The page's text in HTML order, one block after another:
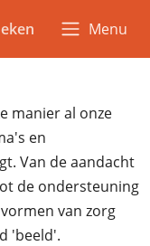
Menu
manier al onze
en
Van de aandacht
de ondersteuning
van zorg
'beeld'.